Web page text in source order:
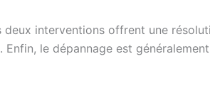
interventions offrent une
le dépannage est